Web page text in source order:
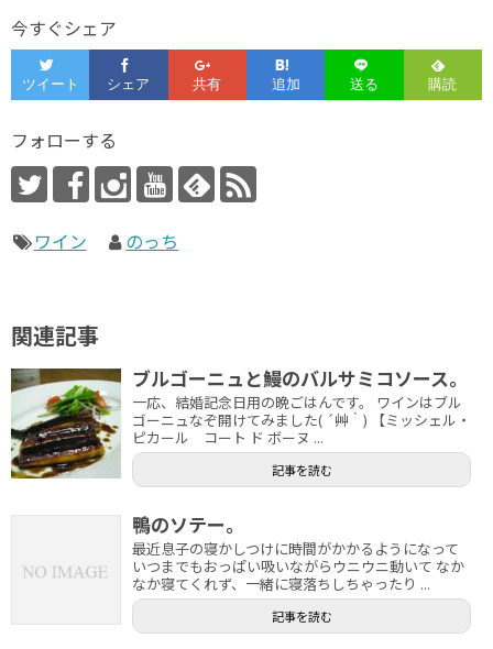
今すぐシェア
フォローする
ワイン のっち
関連記事
ブルゴーニュと鰻のバルサミコソース。
一応、結婚記念日用の晩ごはんです。 ワインはブル
ゴーニュなぞ開けてみました( ´艸｀) 【ミッシェル・
ピカール コート ド ボーヌ ...
記事を読む
鴨のソテー。
最近息子の寝かしつけに時間がかかるようになって
いつまでもおっぱい吸いながらウニウニ動いて なか
なか寝てくれず、一緒に寝落ちしちゃったり ...
記事を読む